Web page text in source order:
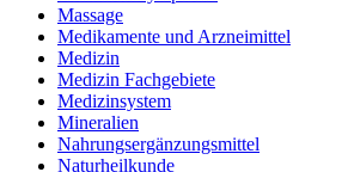
Massage
Medikamente und Arzneimittel
Medizin
Medizin Fachgebiete
Medizinsystem
Mineralien
Nahrungsergänzungsmittel
Naturheilkunde